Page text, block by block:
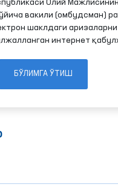
Олий
вакили (омбудсман)
шаклдаги
интернет
БЎЛИМГА ЎТИШ